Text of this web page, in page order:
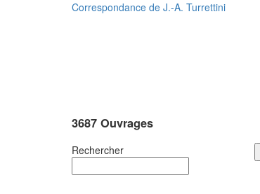
Correspondance de J.-A. Turrettini
3687 Ouvrages
Rechercher